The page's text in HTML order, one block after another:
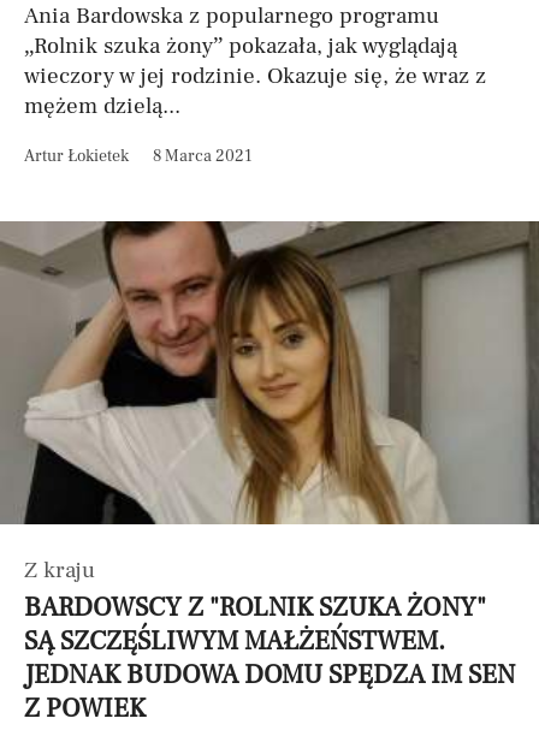
Ania Bardowska z popularnego programu
„Rolnik szuka żony” pokazała, jak wyglądają
wieczory w jej rodzinie. Okazuje się, że wraz z
mężem dzielą...
Artur Łokietek 8 Marca 2021
Z kraju
BARDOWSCY Z "ROLNIK SZUKA ŻONY"
SĄ SZCZĘŚLIWYM MAŁŻEŃSTWEM.
JEDNAK BUDOWA DOMU SPĘDZA IM SEN
Z POWIEK